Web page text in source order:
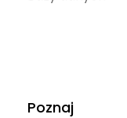
Poznaj